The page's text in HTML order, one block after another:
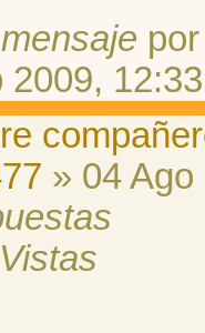
2009, 12:33
» 04
Vistas